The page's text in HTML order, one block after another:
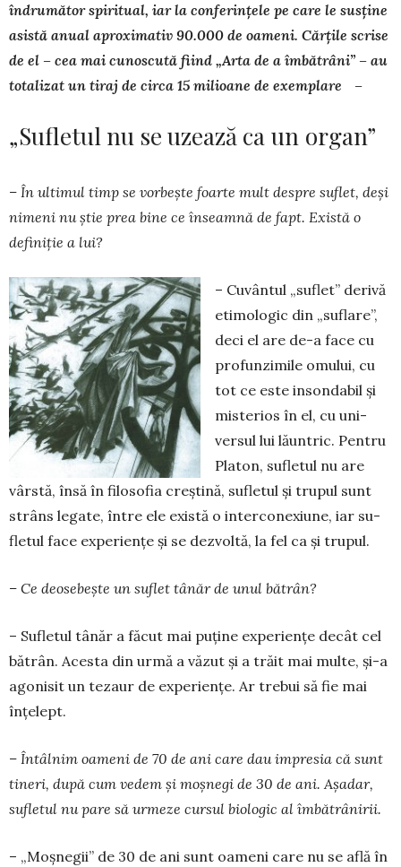
îndrumător spi­ri­tual, iar la conferințele pe care le susține
asistă anual apro­ximativ 90.000 de oameni. Cărțile scrise
de el – cea mai cunoscută fiind „Arta de a îm­bătrâni” – au
totalizat un tiraj de circa 15 milioane de exemplare –
„Sufletul nu se uzează ca un organ”
– În ultimul timp se vorbește foarte mult despre suflet, deși
nimeni nu știe prea bine ce înseamnă de fapt. Există o
definiție a lui?
– Cuvântul „suflet” derivă
etimologic din „su­flare”,
deci el are de-a face cu
profunzimile omu­lui, cu
tot ce este insondabil și
mis­terios în el, cu uni­
versul lui lă­un­tric. Pentru
Platon, sufletul nu are
vârstă, însă în filosofia creștină, su­fletul și trupul sunt
strâns legate, între ele exis­tă o inter­co­nexiu­ne, iar su­
fletul face ex­periențe și se dez­vol­tă, la fel ca și trupul.
– Ce deosebește un suflet tânăr de unul bătrân?
– Sufletul tânăr a făcut mai puține experiențe decât cel
bătrân. Acesta din ur­mă a văzut și a trăit mai multe, și-a
ago­nisit un tezaur de experiențe. Ar tre­bui să fie mai
înțelept.
– Întâlnim oameni de 70 de ani care dau impresia că sunt
tineri, după cum vedem și moșnegi de 30 de ani. Așadar,
su­fletul nu pare să urmeze cursul bio­logic al îm­bătrânirii.
– „Moșnegii” de 30 de ani sunt oameni care nu se află în